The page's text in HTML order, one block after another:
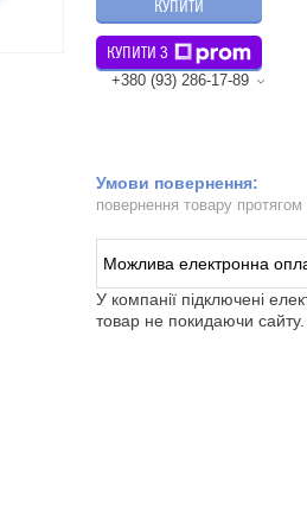
КУПИТИ
КУПИТИ З
+380 (93) 286-17-89
повернення товару протягом
У компанії підключені
товар не покидаючи сайту.